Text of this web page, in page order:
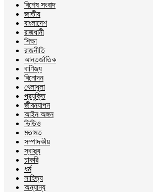
বিশেষ সংবাদ
জাতীয়
বাংলাদেশ
রাজধানী
শিক্ষা
রাজনীতি
আন্তর্জাতিক
বাণিজ্য
বিনোদন
খেলাধুলা
প্রযুক্তি
জীবনযাপন
আইন অঙ্গন
ভিডিও
মতামত
সম্পাদকীয়
স্বাস্থ্য
চাকরি
ধর্ম
সাহিত্য
অন্যান্য